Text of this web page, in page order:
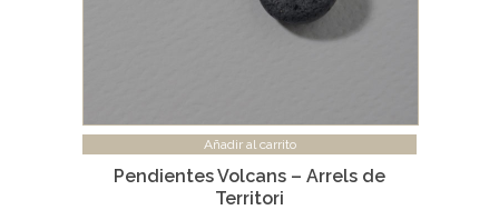
Añadir al carrito
Pendientes Volcans – Arrels de
Territori